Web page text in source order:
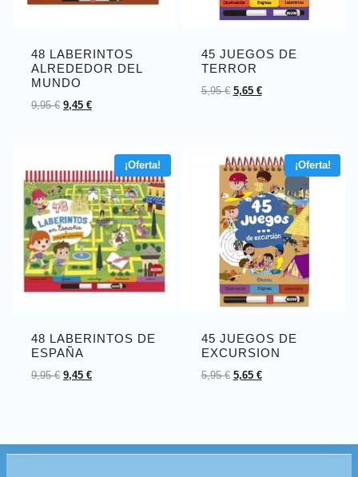
48 LABERINTOS
ALREDEDOR DEL
MUNDO
9,95€ 9,45€
45 JUEGOS DE
TERROR
5,95€ 5,65 €
¡Oferta!
48 LABERINTOS DE
ESPAÑA
9,95€ 9,45€
¡Oferta!
45 JUEGOS DE
EXCURSION
5,95€ 5,65 €